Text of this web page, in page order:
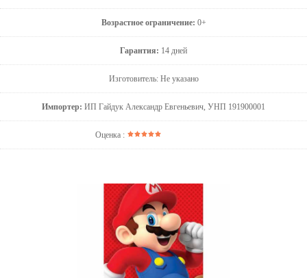
Возрастное ограничение: 0+
Гарантия: 14 дней
Изготовитель: Не указано
Импортер: ИП Гайдук Александр Евгеньевич, УНП 191900001
Оценка :